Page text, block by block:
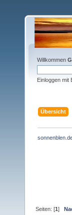
Willkommen
Einloggen mit
Übersicht
Seiten: [1]